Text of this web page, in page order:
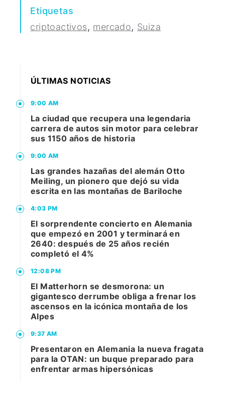
Etiquetas
criptoactivos, mercado, Suiza
ÚLTIMAS NOTICIAS
9:00 AM
La ciudad que recupera una legendaria
carrera de autos sin motor para celebrar
sus 1150 años de historia
9:00 AM
Las grandes hazañas del alemán Otto
Meiling, un pionero que dejó su vida
escrita en las montañas de Bariloche
4:03 PM
El sorprendente concierto en Alemania
que empezó en 2001 y terminará en
2640: después de 25 años recién
completó el 4%
12:08 PM
El Matterhorn se desmorona: un
gigantesco derrumbe obliga a frenar los
ascensos en la icónica montaña de los
Alpes
9:37 AM
Presentaron en Alemania la nueva fragata
para la OTAN: un buque preparado para
enfrentar armas hipersónicas